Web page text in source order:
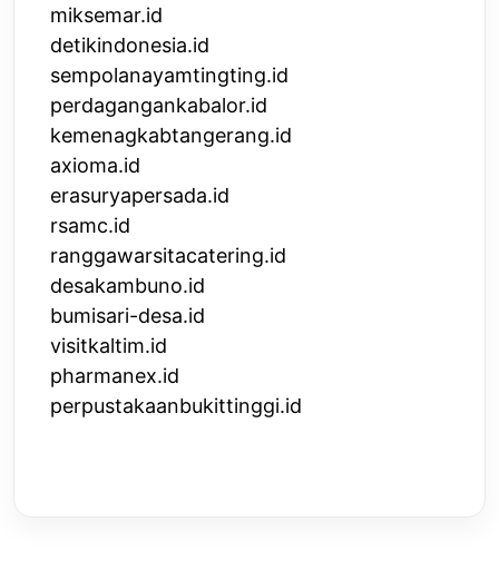
miksemar.id
detikindonesia.id
sempolanayamtingting.id
perdagangankabalor.id
kemenagkabtangerang.id
axioma.id
erasuryapersada.id
rsamc.id
ranggawarsitacatering.id
desakambuno.id
bumisari-desa.id
visitkaltim.id
pharmanex.id
perpustakaanbukittinggi.id